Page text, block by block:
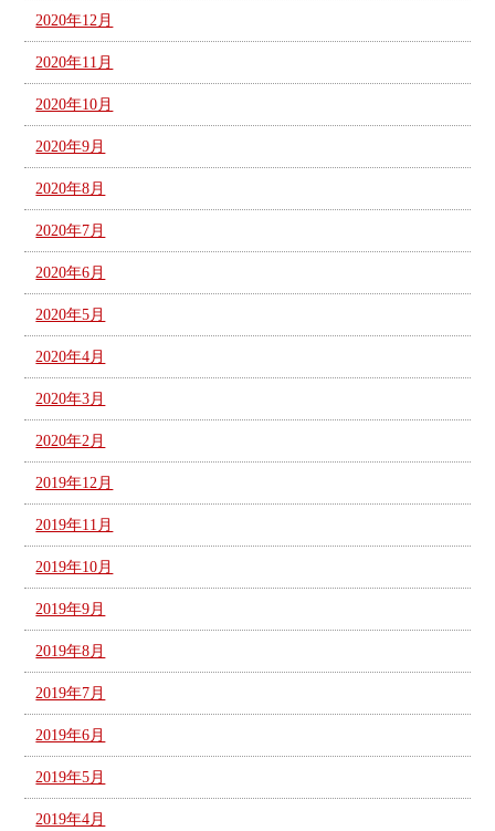
2020年12月
2020年11月
2020年10月
2020年9月
2020年8月
2020年7月
2020年6月
2020年5月
2020年4月
2020年3月
2020年2月
2019年12月
2019年11月
2019年10月
2019年9月
2019年8月
2019年7月
2019年6月
2019年5月
2019年4月